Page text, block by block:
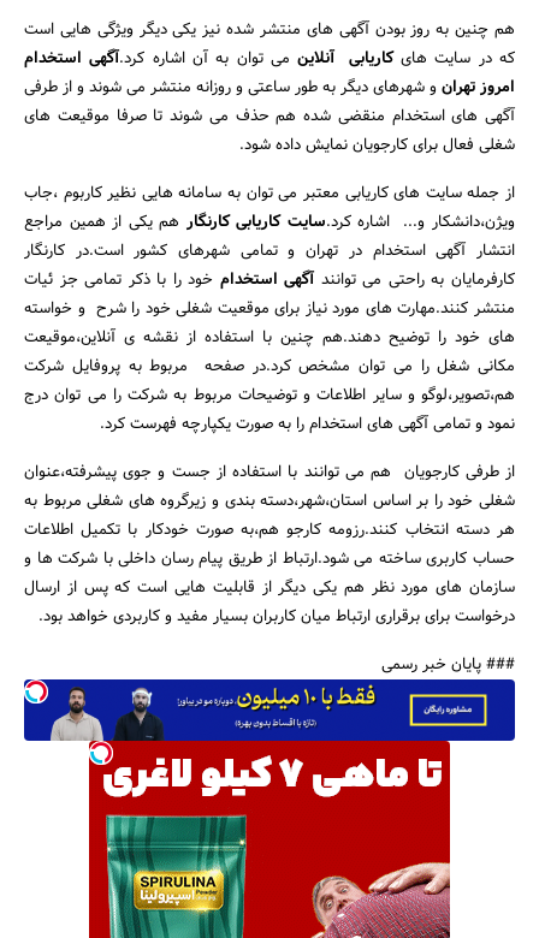
هم چنین به روز بودن آگهی های منتشر شده نیز یکی دیگر ویژگی هایی است
که در سایت هایکاریابی آنلاینمی توان به آن اشاره کرد.آگهی استخدام
امروز تهرانو شهرهای دیگر به طور ساعتی و روزانه منتشر می شوند و از طرفی
آگهی های استخدام منقضی شده هم حذف می شوند تا صرفا موقیعت های
شغلی فعال برای کارجویان نمایش داده شود.
از جمله سایت های کاریابی معتبر می توان به سامانه هایی نظیر کاربوم ،جاب
ویژن،دانشکار و... اشاره کرد.سایت کاریابی کارنگار هم یکی از همین مراجع
انتشار آگهی استخدام در تهران و تمامی شهرهای کشور است.در کارنگار
کارفرمایان به راحتی می توانندآگهی استخدام خود را با ذکر تمامی جز ئیات
منتشر کنند.مهارت های مورد نیاز برای موقعیت شغلی خود را شرح و خواسته
های خود را توضیح دهند.هم چنین با استفاده از نقشه ی آنلاین،موقیعت
مکانی شغل را می توان مشخص کرد.در صفحه مربوط به پروفایل شرکت
هم،تصویر،لوگو و سایر اطلاعات و توضیحات مربوط به شرکت را می توان درج
نمود و تمامی آگهی های استخدام را به صورت یکپارچه فهرست کرد.
از طرفی کارجویان هم می توانند با استفاده از جست و جوی پیشرفته،عنوان
شغلی خود را بر اساس استان،شهر،دسته بندی و زیرگروه های شغلی مربوط به
هر دسته انتخاب کنند.رزومه کارجو هم،به صورت خودکار با تکمیل اطلاعات
حساب کاربری ساخته می شود.ارتباط از طریق پیام رسان داخلی با شرکت ها و
سازمان های مورد نظر هم یکی دیگر از قابلیت هایی است که پس از ارسال
درخواست برای برقراری ارتباط میان کاربران بسیار مفید و کاربردی خواهد بود.
### پایان خبر رسمی